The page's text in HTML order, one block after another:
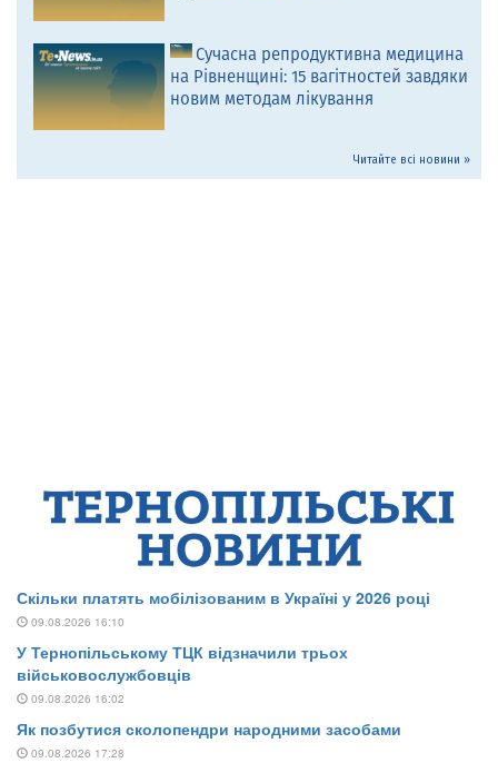
Сучасна репродуктивна медицина
на Рівненщині: 15 вагітностей завдяки
новим методам лікування
Читайте всі новини »